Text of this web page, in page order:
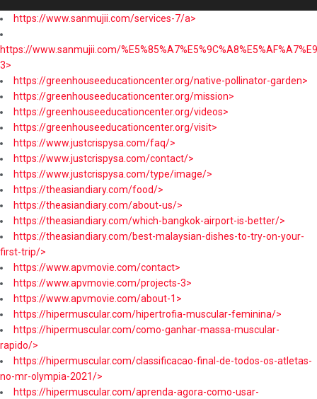
https://www.sanmujii.com/services-7/a>
https://www.sanmujii.com/
3>
https://greenhouseeducationcenter.org/native-pollinator-garden>
https://greenhouseeducationcenter.org/mission>
https://greenhouseeducationcenter.org/videos>
https://greenhouseeducationcenter.org/visit>
https://www.justcrispysa.com/faq/>
https://www.justcrispysa.com/contact/>
https://www.justcrispysa.com/type/image/>
https://theasiandiary.com/food/>
https://theasiandiary.com/about-us/>
https://theasiandiary.com/which-bangkok-airport-is-better/>
https://theasiandiary.com/best-malaysian-dishes-to-try-on-your-
first-trip/>
https://www.apvmovie.com/contact>
https://www.apvmovie.com/projects-3>
https://www.apvmovie.com/about-1>
https://hipermuscular.com/hipertrofia-muscular-feminina/>
https://hipermuscular.com/como-ganhar-massa-muscular-
rapido/>
https://hipermuscular.com/classificacao-final-de-todos-os-atletas-
no-mr-olympia-2021/>
https://hipermuscular.com/aprenda-agora-como-usar-